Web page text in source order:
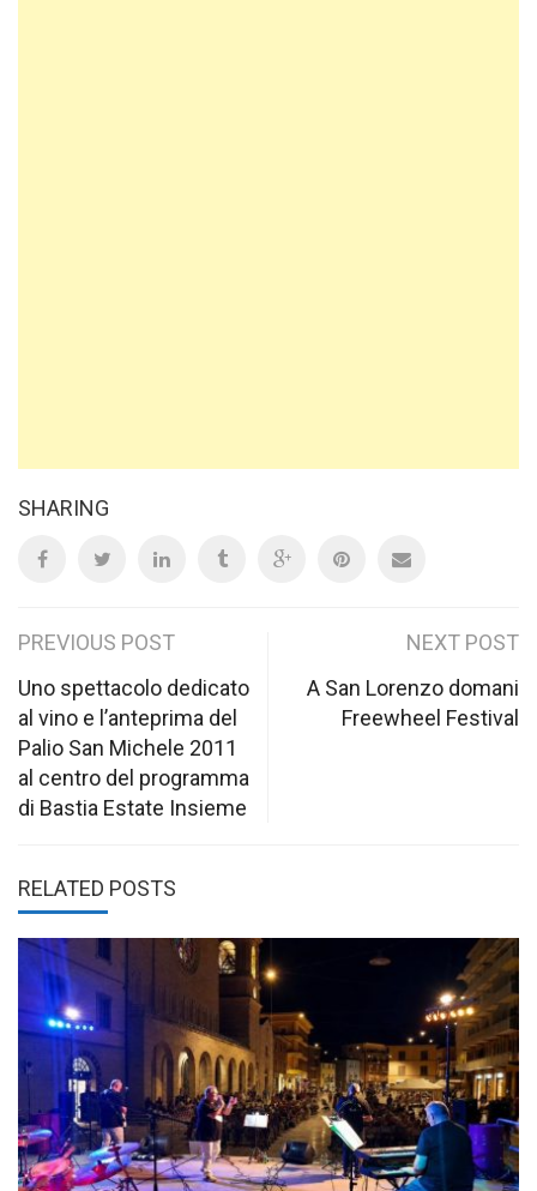
SHARING
Post
navigation
PREVIOUS POST
Uno spettacolo dedicato
al vino e l’anteprima del
Palio San Michele 2011
al centro del programma
di Bastia Estate Insieme
NEXT POST
A San Lorenzo domani
Freewheel Festival
RELATED POSTS